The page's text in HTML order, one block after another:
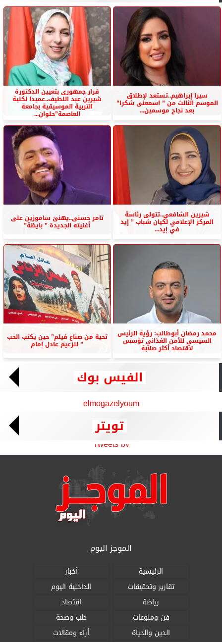
سيرا إبراهيم..تستعد لإطلاق
الموسم الثالث من ” اسمعنى شكرا”
بعد نجاح موسمين...
قرار جمهورى بتعيين الدكتورة
شيرين عبد اللطيف..عميدا لكلية
التربية الموسيقية بجامعة
العاصمة”حلوان...
شيرين الشافعي..تتولى رئاسة
المركز الإعلامي لكيان شباب ” إيد
في إيد...
تامر حسنى..يهنئ ساموزين على
أغنيته الجديدة ” بايظة”
محمد رمضان أبوطالب: رؤية الرئيس
السيسي للأمن الغذائي تؤسس
لاقتصاد أكثر صلابة
تحية من صناع فيلم” حين يكتب الحب
” للزعيم عادل إمام
الفيس بوك
elmogazelyoum
تويتر
Tweets by
الموجز اليوم
الرئيسية
أخبار
تقارير وتحقيقات
الداخلية اليوم
رياضة
اقتصاد
فن ومنوعات
طب وصحة
الدين والحياة
أراء ومقالات